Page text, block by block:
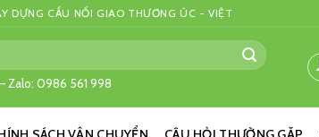
DỰNG CẦU NỐI GIAO THƯƠNG ÚC - VIỆT
Zalo: 0986 561 998